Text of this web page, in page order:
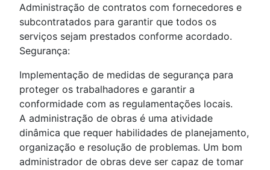
Administração de contratos com fornecedores e
subcontratados para garantir que todos os
serviços sejam prestados conforme acordado.
Segurança:
Implementação de medidas de segurança para
proteger os trabalhadores e garantir a
conformidade com as regulamentações locais.
A administração de obras é uma atividade
dinâmica que requer habilidades de planejamento,
organização e resolução de problemas. Um bom
administrador de obras deve ser capaz de tomar